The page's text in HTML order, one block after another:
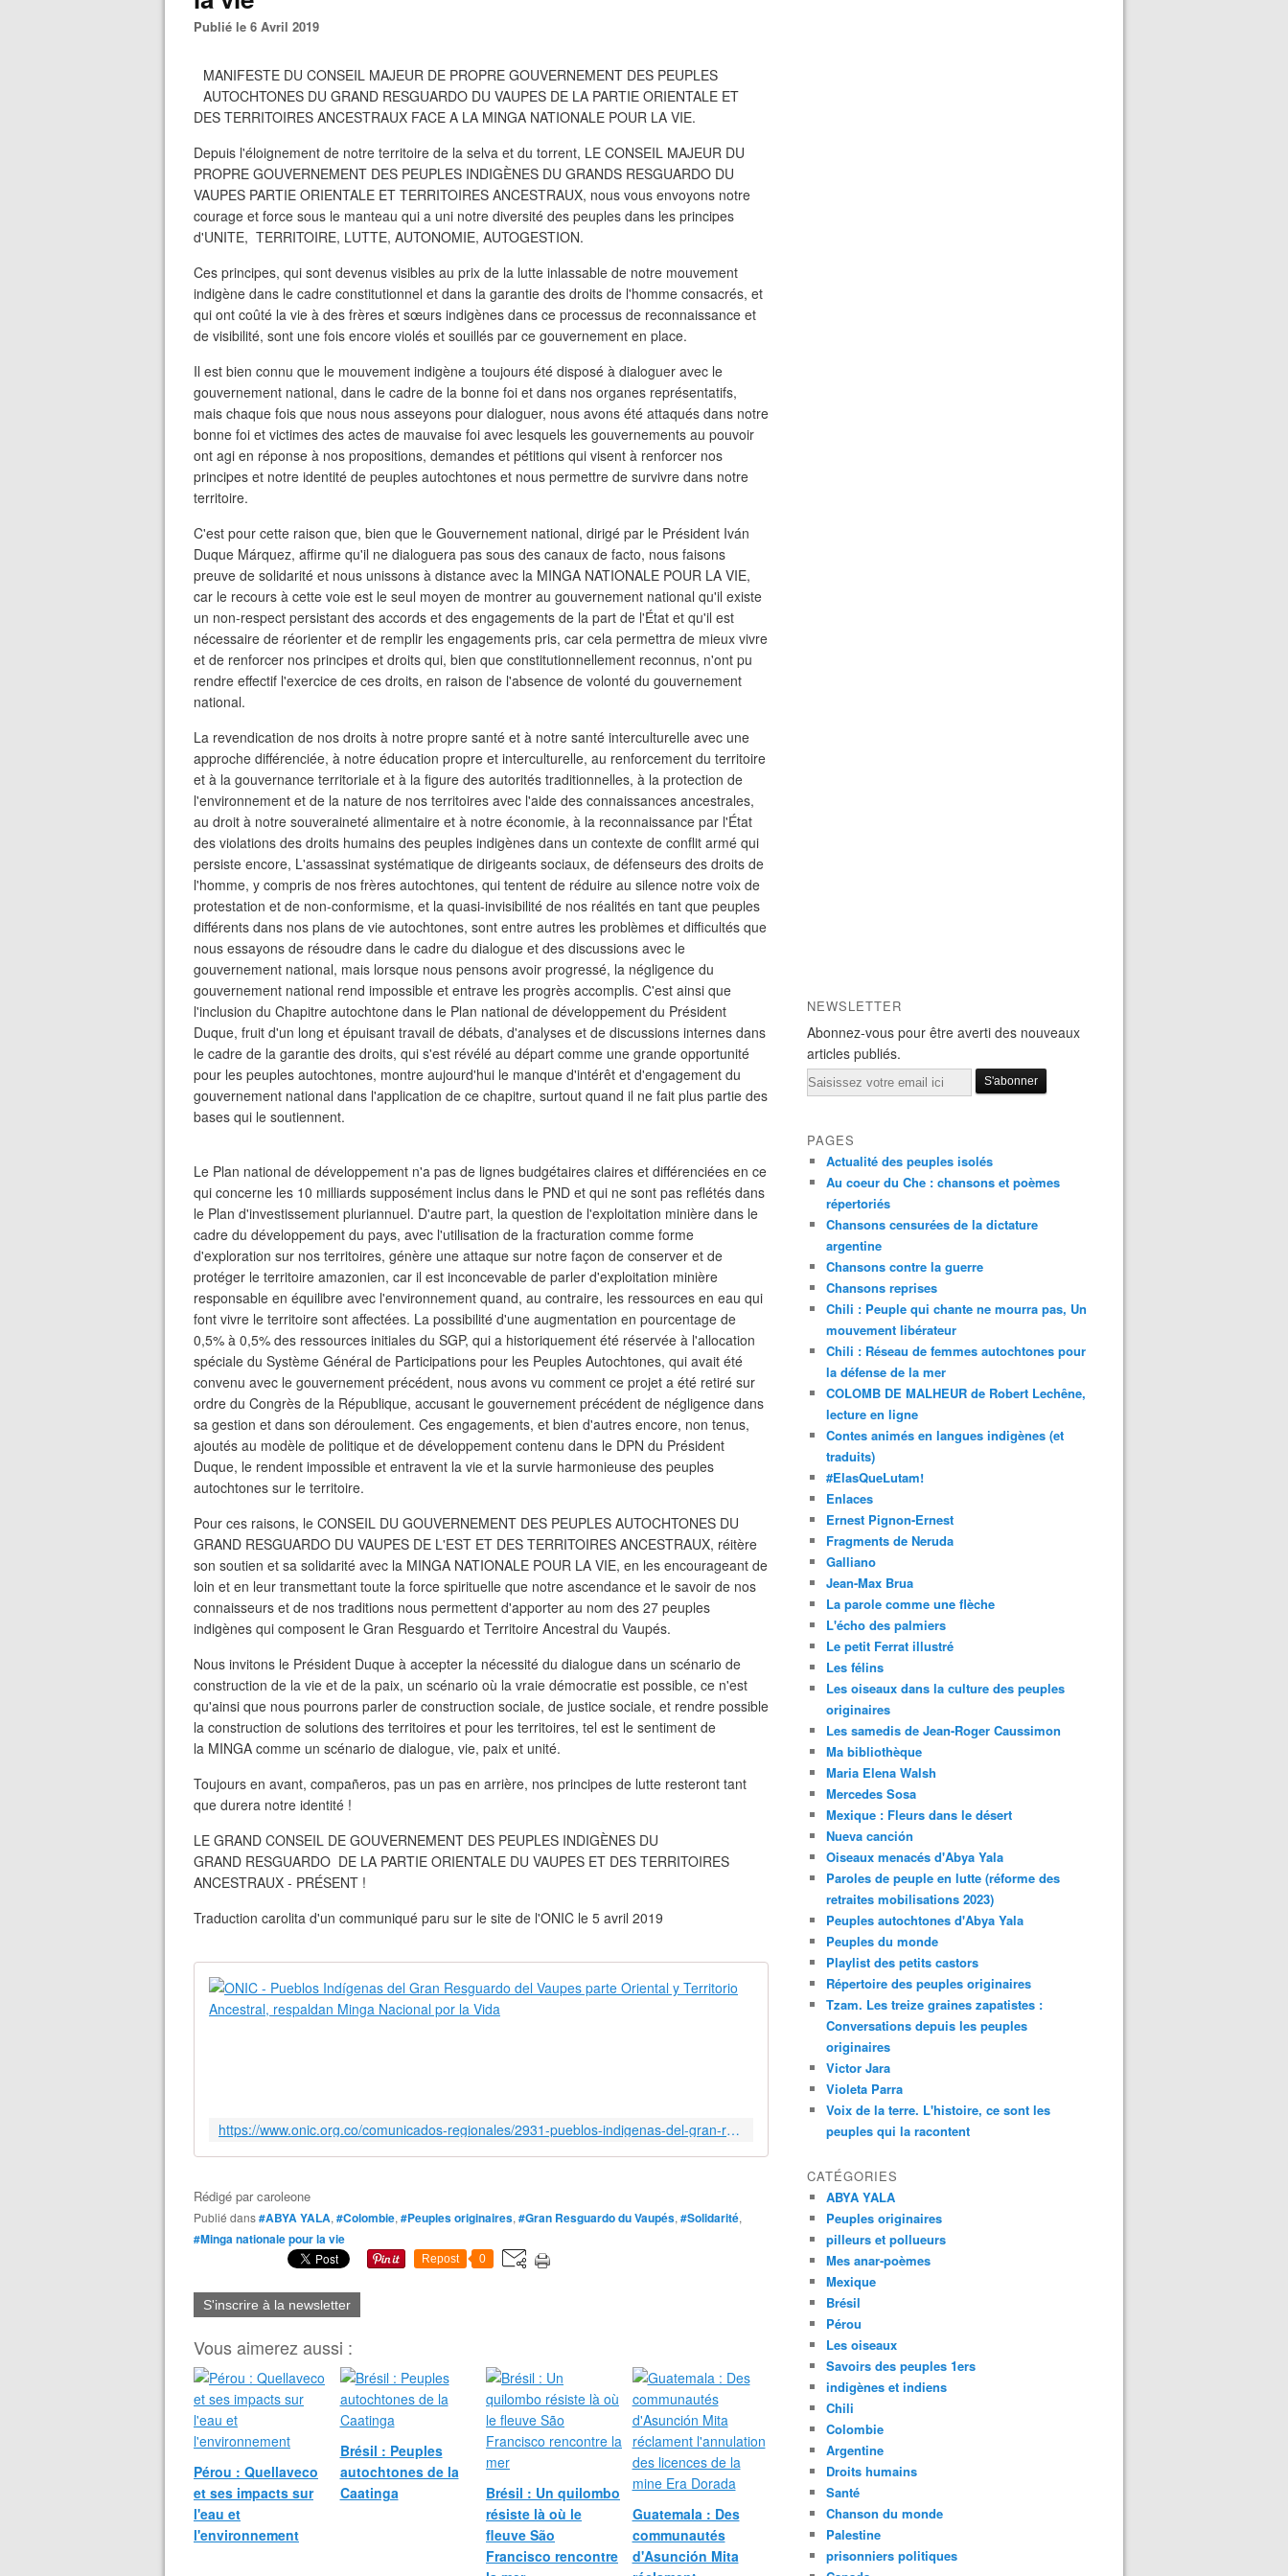
Publié le 6 Avril 2019
MANIFESTE DU CONSEIL MAJEUR DE PROPRE GOUVERNEMENT DES PEUPLES
AUTOCHTONES DU GRAND RESGUARDO DU VAUPES DE LA PARTIE ORIENTALE ET
DES TERRITOIRES ANCESTRAUX FACE A LA MINGA NATIONALE POUR LA VIE.
Depuis l'éloignement de notre territoire de la selva et du torrent, LE CONSEIL MAJEUR DU
PROPRE GOUVERNEMENT DES PEUPLES INDIGÈNES DU GRANDS RESGUARDO DU
VAUPES PARTIE ORIENTALE ET TERRITOIRES ANCESTRAUX, nous vous envoyons notre
courage et force sous le manteau qui a uni notre diversité des peuples dans les principes
d'UNITE, TERRITOIRE, LUTTE, AUTONOMIE, AUTOGESTION.
Ces principes, qui sont devenus visibles au prix de la lutte inlassable de notre mouvement
indigène dans le cadre constitutionnel et dans la garantie des droits de l'homme consacrés, et
qui ont coûté la vie à des frères et sœurs indigènes dans ce processus de reconnaissance et
de visibilité, sont une fois encore violés et souillés par ce gouvernement en place.
Il est bien connu que le mouvement indigène a toujours été disposé à dialoguer avec le
gouvernement national, dans le cadre de la bonne foi et dans nos organes représentatifs,
mais chaque fois que nous nous asseyons pour dialoguer, nous avons été attaqués dans notre
bonne foi et victimes des actes de mauvaise foi avec lesquels les gouvernements au pouvoir
ont agi en réponse à nos propositions, demandes et pétitions qui visent à renforcer nos
principes et notre identité de peuples autochtones et nous permettre de survivre dans notre
territoire.
C'est pour cette raison que, bien que le Gouvernement national, dirigé par le Président Iván
Duque Márquez, affirme qu'il ne dialoguera pas sous des canaux de facto, nous faisons
preuve de solidarité et nous unissons à distance avec la MINGA NATIONALE POUR LA VIE,
car le recours à cette voie est le seul moyen de montrer au gouvernement national qu'il existe
un non-respect persistant des accords et des engagements de la part de l'État et qu'il est
nécessaire de réorienter et de remplir les engagements pris, car cela permettra de mieux vivre
et de renforcer nos principes et droits qui, bien que constitutionnellement reconnus, n'ont pu
rendre effectif l'exercice de ces droits, en raison de l'absence de volonté du gouvernement
national.
La revendication de nos droits à notre propre santé et à notre santé interculturelle avec une
approche différenciée, à notre éducation propre et interculturelle, au renforcement du territoire
et à la gouvernance territoriale et à la figure des autorités traditionnelles, à la protection de
l'environnement et de la nature de nos territoires avec l'aide des connaissances ancestrales,
au droit à notre souveraineté alimentaire et à notre économie, à la reconnaissance par l'État
des violations des droits humains des peuples indigènes dans un contexte de conflit armé qui
persiste encore, L'assassinat systématique de dirigeants sociaux, de défenseurs des droits de
l'homme, y compris de nos frères autochtones, qui tentent de réduire au silence notre voix de
protestation et de non-conformisme, et la quasi-invisibilité de nos réalités en tant que peuples
différents dans nos plans de vie autochtones, sont entre autres les problèmes et difficultés que
nous essayons de résoudre dans le cadre du dialogue et des discussions avec le
gouvernement national, mais lorsque nous pensons avoir progressé, la négligence du
gouvernement national rend impossible et entrave les progrès accomplis. C'est ainsi que
l'inclusion du Chapitre autochtone dans le Plan national de développement du Président
Duque, fruit d'un long et épuisant travail de débats, d'analyses et de discussions internes dans
le cadre de la garantie des droits, qui s'est révélé au départ comme une grande opportunité
pour les peuples autochtones, montre aujourd'hui le manque d'intérêt et d'engagement du
gouvernement national dans l'application de ce chapitre, surtout quand il ne fait plus partie des
bases qui le soutiennent.
Le Plan national de développement n'a pas de lignes budgétaires claires et différenciées en ce
qui concerne les 10 milliards supposément inclus dans le PND et qui ne sont pas reflétés dans
le Plan d'investissement pluriannuel. D'autre part, la question de l'exploitation minière dans le
cadre du développement du pays, avec l'utilisation de la fracturation comme forme
d'exploration sur nos territoires, génère une attaque sur notre façon de conserver et de
protéger le territoire amazonien, car il est inconcevable de parler d'exploitation minière
responsable en équilibre avec l'environnement quand, au contraire, les ressources en eau qui
font vivre le territoire sont affectées. La possibilité d'une augmentation en pourcentage de
0,5% à 0,5% des ressources initiales du SGP, qui a historiquement été réservée à l'allocation
spéciale du Système Général de Participations pour les Peuples Autochtones, qui avait été
convenu avec le gouvernement précédent, nous avons vu comment ce projet a été retiré sur
ordre du Congrès de la République, accusant le gouvernement précédent de négligence dans
sa gestion et dans son déroulement. Ces engagements, et bien d'autres encore, non tenus,
ajoutés au modèle de politique et de développement contenu dans le DPN du Président
Duque, le rendent impossible et entravent la vie et la survie harmonieuse des peuples
autochtones sur le territoire.
Pour ces raisons, le CONSEIL DU GOUVERNEMENT DES PEUPLES AUTOCHTONES DU
GRAND RESGUARDO DU VAUPES DE L'EST ET DES TERRITOIRES ANCESTRAUX, réitère
son soutien et sa solidarité avec la MINGA NATIONALE POUR LA VIE, en les encourageant de
loin et en leur transmettant toute la force spirituelle que notre ascendance et le savoir de nos
connaisseurs et de nos traditions nous permettent d'apporter au nom des 27 peuples
indigènes qui composent le Gran Resguardo et Territoire Ancestral du Vaupés.
Nous invitons le Président Duque à accepter la nécessité du dialogue dans un scénario de
construction de la vie et de la paix, un scénario où la vraie démocratie est possible, ce n'est
qu'ainsi que nous pourrons parler de construction sociale, de justice sociale, et rendre possible
la construction de solutions des territoires et pour les territoires, tel est le sentiment de
la MINGA comme un scénario de dialogue, vie, paix et unité.
Toujours en avant, compañeros, pas un pas en arrière, nos principes de lutte resteront tant
que durera notre identité !
LE GRAND CONSEIL DE GOUVERNEMENT DES PEUPLES INDIGÈNES DU
GRAND RESGUARDO DE LA PARTIE ORIENTALE DU VAUPES ET DES TERRITOIRES
ANCESTRAUX - PRÉSENT !
Traduction carolita d'un communiqué paru sur le site de l'ONIC le 5 avril 2019
ONIC - Pueblos Indígenas del Gran Resguardo del Vaupes parte
S
https://www.onic.org.co/comunicados-regionales/2931-pueblos-indigenas-del-gran-resguardo-del-vaupes-parte-oriental-y-territorio-ancestral-respaldan-minga-nacional-por-la-vida
Rédigé parcaroleone
Publié dans#ABYA YALA, #Colombie, #Peuples originaires, #Gran Resguardo du Vaupés, #Solidarité,
#Minga nationale pour la vie
Repost 0
S'inscrire à la newsletter
Vous aimerez aussi :
Pérou : Quellaveco
et ses impacts sur
l'eau et
l'environnement
Brésil : Peuples
autochtones de la
Caatinga
Brésil : Un quilombo
résiste là où le
fleuve São
Francisco rencontre
Guatemala : Des
communautés
d'Asunción Mita
NEWSLETTER
Abonnez-vous pour être averti des nouveaux
articles publiés.
Email
PAGES
Actualité des peuples isolés
Au coeur du Che : chansons et poèmes
répertoriés
Chansons censurées de la dictature
argentine
Chansons contre la guerre
Chansons reprises
Chili : Peuple qui chante ne mourra pas, Un
mouvement libérateur
Chili : Réseau de femmes autochtones pour
la défense de la mer
COLOMB DE MALHEUR de Robert Lechêne,
lecture en ligne
Contes animés en langues indigènes (et
traduits)
#ElasQueLutam!
Enlaces
Ernest Pignon-Ernest
Fragments de Neruda
Galliano
Jean-Max Brua
La parole comme une flèche
L'écho des palmiers
Le petit Ferrat illustré
Les félins
Les oiseaux dans la culture des peuples
originaires
Les samedis de Jean-Roger Caussimon
Ma bibliothèque
Maria Elena Walsh
Mercedes Sosa
Mexique : Fleurs dans le désert
Nueva canción
Oiseaux menacés d'Abya Yala
Paroles de peuple en lutte (réforme des
retraites mobilisations 2023)
Peuples autochtones d'Abya Yala
Peuples du monde
Playlist des petits castors
Répertoire des peuples originaires
Tzam. Les treize graines zapatistes :
Conversations depuis les peuples
originaires
Victor Jara
Violeta Parra
Voix de la terre. L'histoire, ce sont les
peuples qui la racontent
CATÉGORIES
ABYA YALA
Peuples originaires
pilleurs et pollueurs
Mes anar-poèmes
Mexique
Brésil
Pérou
Les oiseaux
Savoirs des peuples 1ers
indigènes et indiens
Chili
Colombie
Argentine
Droits humains
Santé
Chanson du monde
Palestine
prisonniers politiques